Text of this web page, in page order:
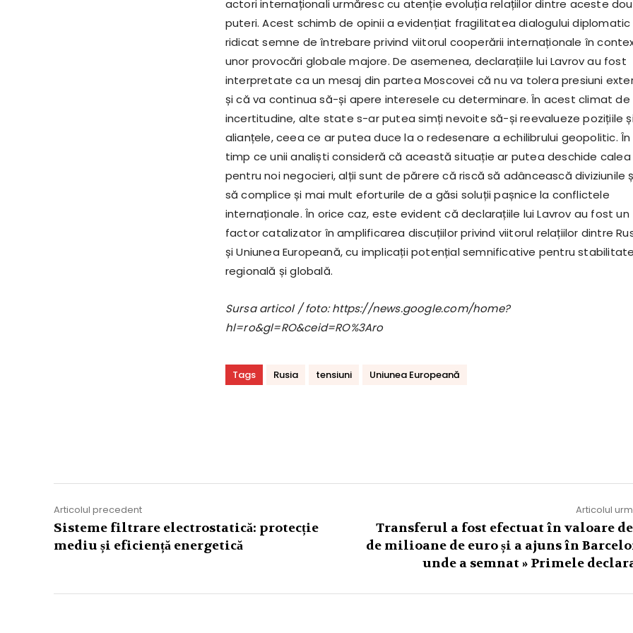
actori internaționali urmăresc cu atenție evoluția relațiilor dintre aceste
puteri. Acest schimb de opinii a evidențiat fragilitatea dialogului diplomatic
ridicat semne de întrebare privind viitorul cooperării internaționale în
unor provocări globale majore. De asemenea, declarațiile lui Lavrov au fost
interpretate ca un mesaj din partea Moscovei că nu va tolera presiuni
și că va continua să-și apere interesele cu determinare. În acest climat de
incertitudine, alte state s-ar putea simți nevoite să-și reevalueze pozițiile
alianțele, ceea ce ar putea duce la o redesenare a echilibrului geopolitic. În
timp ce unii analiști consideră că această situație ar putea deschide calea
pentru noi negocieri, alții sunt de părere că riscă să adâncească diviziunile
să complice și mai mult eforturile de a găsi soluții pașnice la conflictele
internaționale. În orice caz, este evident că declarațiile lui Lavrov au fost un
factor catalizator în amplificarea discuțiilor privind viitorul relațiilor dintre
și Uniunea Europeană, cu implicații potențial semnificative pentru
regională și globală.
Sursa articol / foto: https://news.google.com/home?
hl=ro&gl=RO&ceid=RO%3Aro
Tags Rusia tensiuni Uniunea Europeană
Articolul precedent
Sisteme filtrare electrostatică: protecție
mediu și eficiență energetică
Articolul
Transferul a fost efectuat în valoare
de milioane de euro și a ajuns în
unde a semnat » Primele